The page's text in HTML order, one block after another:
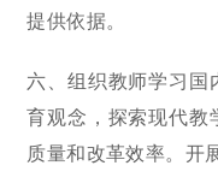
提供依据。
六、组织教师学习国
育观念，探索现代教
质量和改革效率。开